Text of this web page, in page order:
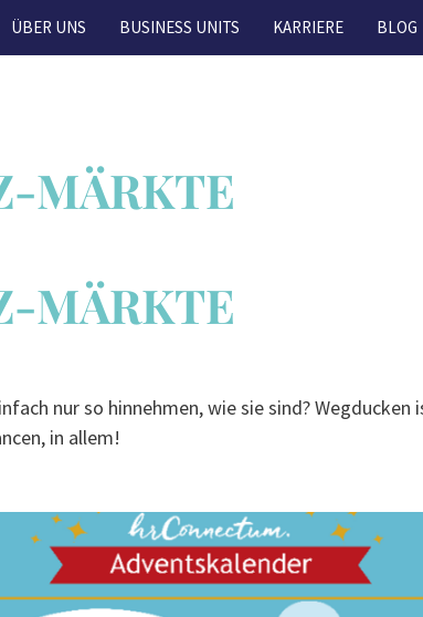
ÜBER UNS BUSINESS UNITS KARRIERE BLOG
MÄRKTE
MÄRKTE
nur so hinnehmen, wie sie sind?
in allem!